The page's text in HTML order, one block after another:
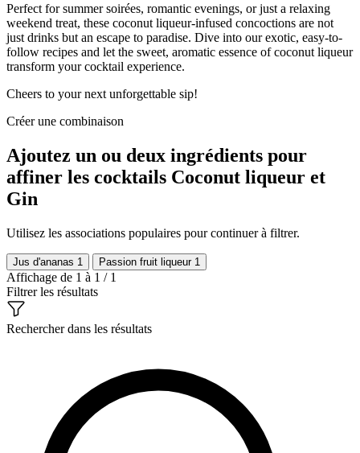
Perfect for summer soirées, romantic evenings, or just a relaxing
weekend treat, these coconut liqueur-infused concoctions are not
just drinks but an escape to paradise. Dive into our exotic, easy-to-
follow recipes and let the sweet, aromatic essence of coconut liqueur
transform your cocktail experience.
Cheers to your next unforgettable sip!
Créer une combinaison
Ajoutez un ou deux ingrédients pour
affiner les cocktails Coconut liqueur et
Gin
Utilisez les associations populaires pour continuer à filtrer.
Jus d'ananas 1 Passion fruit liqueur 1
Affichage de 1 à 1 / 1
Filtrer les résultats
Rechercher dans les résultats